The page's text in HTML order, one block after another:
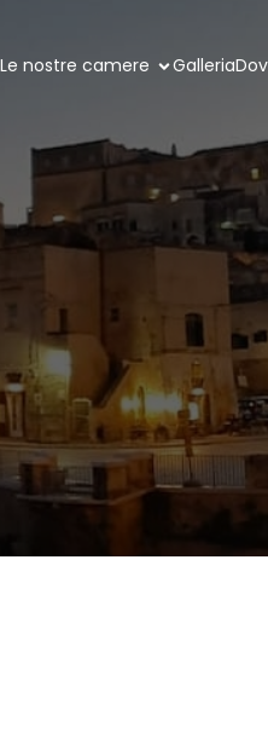
Le nostre camere Galleria